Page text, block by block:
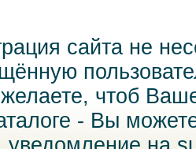
сайта не
чтоб
- Вы